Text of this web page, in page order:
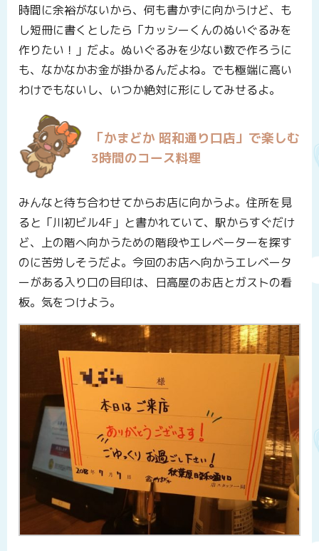
時間に余裕がないから、何も書かずに向かうけど、も
し短冊に書くとしたら「カッシーくんのぬいぐるみを
作りたい！」だよ。ぬいぐるみを少ない数で作ろうに
も、なかなかお金が掛かるんだよね。でも極端に高い
わけでもないし、いつか絶対に形にしてみせるよ。
「かまどか 昭和通り口店」で楽しむ
3時間のコース料理
みんなと待ち合わせてからお店に向かうよ。住所を見
ると「川初ビル4F」と書かれていて、駅からすぐだけ
ど、上の階へ向かうための階段やエレベーターを探す
のに苦労しそうだよ。今回のお店へ向かうエレベータ
ーがある入り口の目印は、日高屋のお店とガストの看
板。気をつけよう。